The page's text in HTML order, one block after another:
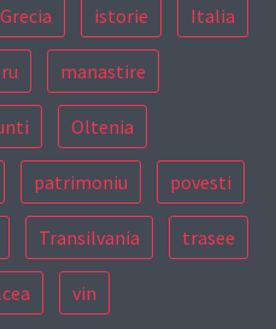
Grecia istorie Italia
manastire
Oltenia
patrimoniu povesti
Transilvania trasee
vin